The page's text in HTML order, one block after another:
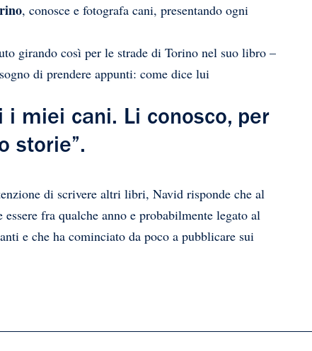
, conosce e fotografa cani, presentando ogni
girando così per le strade di Torino nel suo libro –
di prendere appunti: come dice lui
i miei cani. Li conosco, per
storie”.
di scrivere altri libri, Navid risponde che al
fra qualche anno e probabilmente legato al
e che ha cominciato da poco a pubblicare sui